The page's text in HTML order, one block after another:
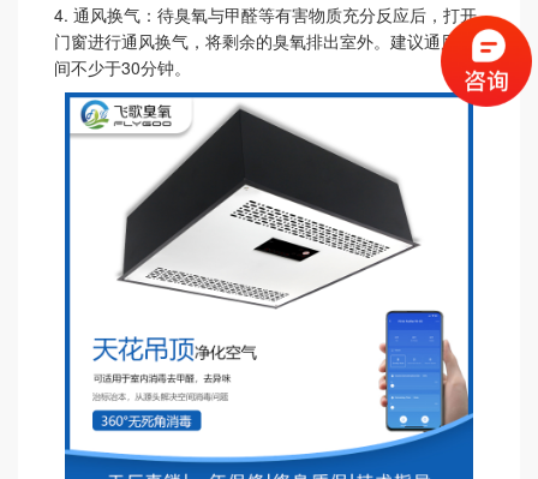
4. 通风换气：待臭氧与甲醛等有害物质充分反应后，打开
门窗进行通风换气，将剩余的臭氧排出室外。建议通风时
间不少于30分钟。